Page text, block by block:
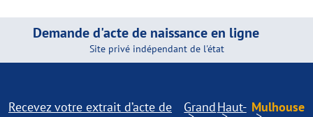
Demande d'acte de naissance en ligne
Site privé indépendant de l'état
Recevez votre extrait d’acte de
GrandHaut- Mulhouse